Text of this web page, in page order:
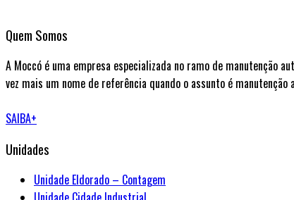
Quem Somos
A Moccó é uma empresa especializada no ramo de manutenção
vez mais um nome de referência quando o assunto é manutenção
SAIBA+
Unidades
Unidade Eldorado – Contagem